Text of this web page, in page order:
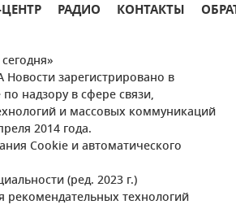
РАДИО КОНТАКТЫ
зарегистрировано в
надзору в сфере связи,
и массовых коммуникаций
2014 года.
Cookie и автоматического
(ред. 2023 г.)
технологий